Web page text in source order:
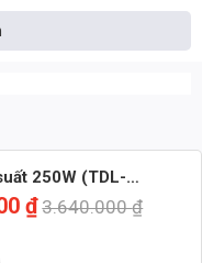
250W (TDL-
₫3.640.000₫